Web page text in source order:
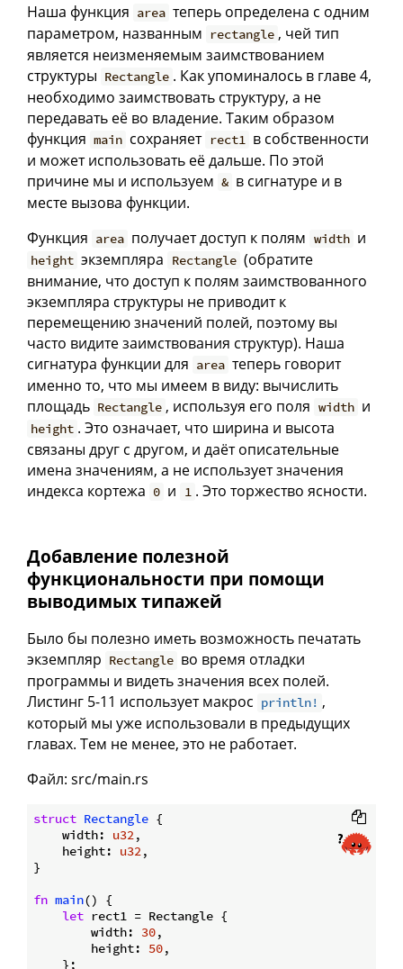
Наша функция area теперь определена с одним
параметром, названным
rectangle , чей тип
является неизменяемым заимствованием
структуры Rectangle . Как упоминалось в главе 4,
необходимо заимствовать структуру, а не
передавать её во владение. Таким образом
функция main сохраняет rect1 в собственности
и может использовать её дальше. По этой
причине мы и используем & в сигнатуре и в
месте вызова функции.
Функция area получает доступ к полям width и
height экземпляра Rectangle (обратите
внимание, что доступ к полям заимствованного
экземпляра структуры не приводит к
перемещению значений полей, поэтому вы
часто видите заимствования структур). Наша
сигнатура функции для area теперь говорит
именно то, что мы имеем в виду: вычислить
площадь Rectangle , используя его поля width и
height . Это означает, что ширина и высота
связаны друг с другом, и даёт описательные
имена значениям, а не использует значения
индекса кортежа 0 и 1 . Это торжество ясности.
Добавление полезной
функциональности при помощи
выводимых типажей
Было бы полезно иметь возможность печатать
экземпляр Rectangle во время отладки
программы и видеть значения всех полей.
Листинг 5-11 использует макрос println! ,
который мы уже использовали в предыдущих
главах. Тем не менее, это не работает.
Файл: src/main.rs
struct Rectangle {
    width:
u32,
    height:
u32,
}
fn main() {
let rect1 = Rectangle {
        width:
30,
        height:
50,
    };